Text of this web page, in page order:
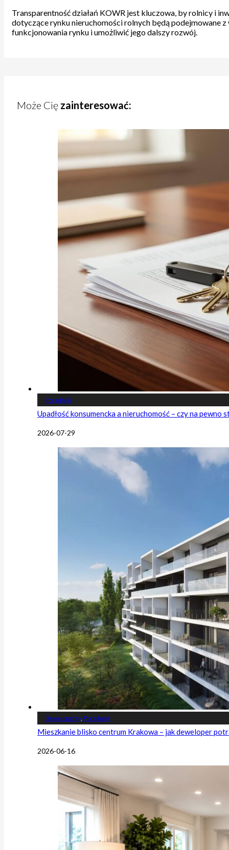
Transparentność działań KOWR jest kluczowa, by rolnicy i
dotyczące rynku nieruchomości rolnych będą podejmowane
funkcjonowania rynku i umożliwić jego dalszy rozwój.
Może Cię zainteresować:
Poradniki
Upadłość konsumencka a nieruchomość – czy na pewno
2026-07-29
Deweloperzy, Poradniki
Mieszkanie blisko centrum Krakowa – jak deweloper
2026-06-16